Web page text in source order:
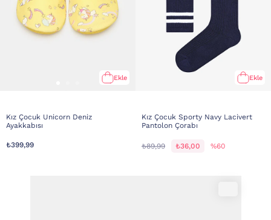
Ekle
Kız Çocuk Unicorn Deniz
Ayakkabısı
₺399,99
Ekle
Kız Çocuk Sporty Navy Lacivert
Pantolon Çorabı
₺89,99 ₺36,00 %60